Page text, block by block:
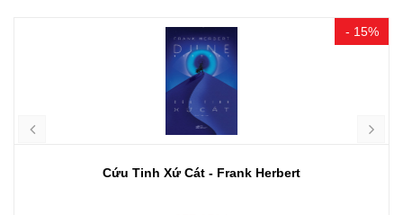
- 15%
Cứu Tinh Xứ Cát - Frank Herbert